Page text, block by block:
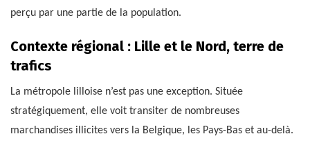
perçu par une partie de la population.
Contexte régional : Lille et le Nord, terre de
trafics
La métropole lilloise n’est pas une exception. Située
stratégiquement, elle voit transiter de nombreuses
marchandises illicites vers la Belgique, les Pays-Bas et au-delà.